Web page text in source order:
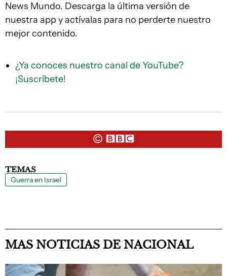
News Mundo. Descarga la última versión de
nuestra app y actívalas para no perderte nuestro
mejor contenido.
¿Ya conoces nuestro canal de YouTube?
¡Suscríbete!
TEMAS
Guerra en Israel
MAS NOTICIAS DE NACIONAL